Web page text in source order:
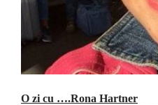
O zi cu ….Rona Hartner